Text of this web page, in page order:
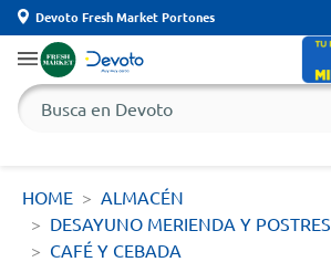
Devoto Fresh Market Portones
HOME
ALMACÉN
DESAYUNO MERIENDA Y POSTRES
CAFÉ Y CEBADA